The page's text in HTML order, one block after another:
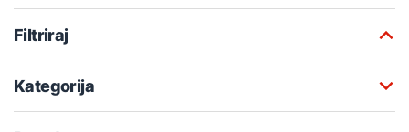
Filtriraj
Kategorija